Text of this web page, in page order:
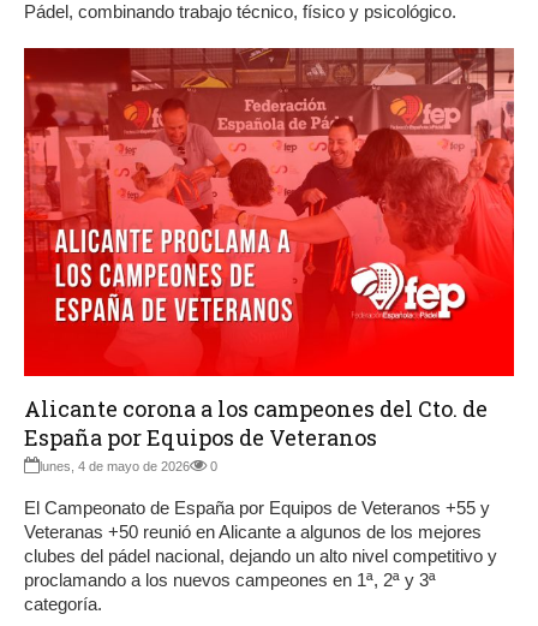
Pádel, combinando trabajo técnico, físico y psicológico.
Alicante corona a los campeones del Cto. de
España por Equipos de Veteranos
lunes, 4 de mayo de 2026 0
El Campeonato de España por Equipos de Veteranos +55 y
Veteranas +50 reunió en Alicante a algunos de los mejores
clubes del pádel nacional, dejando un alto nivel competitivo y
proclamando a los nuevos campeones en 1ª, 2ª y 3ª
categoría.